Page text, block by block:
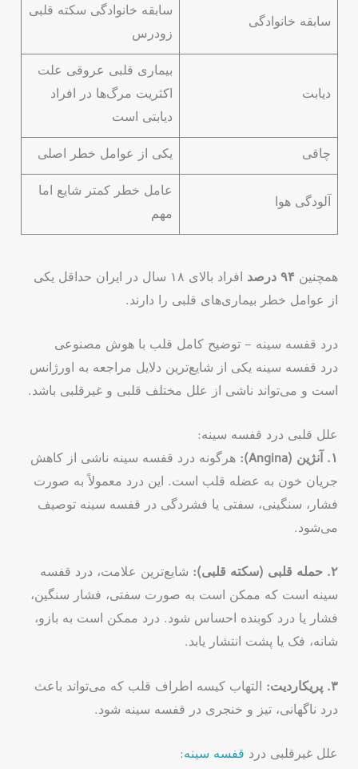
سابقه خانوادگی
سابقه خانوادگی سکته قلبی
زودرس
دیابت
بیماری قلبی عروقی علت
اکثریت مرگ‌ها در افراد
دیابتی است
چاقی
یکی از عوامل خطر اصلی
آلودگی هوا
عامل خطر کمتر شایع اما
مهم
همچنین۹۴ درصد
افراد بالای ۱۸ سال در ایران حداقل یکی
از عوامل خطر بیماری‌های قلبی را دارند.
درد قفسه سینه – توضیح کامل قلب با هوش مصنوعی
درد قفسه سینه یکی از شایع‌ترین دلایل مراجعه به اورژانس
است و می‌تواند ناشی از علل مختلف قلبی و غیرقلبی باشد.
علل قلبی درد قفسه سینه:
۱. آنژین (Angina):
هرگونه درد قفسه سینه ناشی از کاهش
جریان خون به عضله قلب است. این درد معمولاً به صورت
فشار، سنگینی، سفتی یا فشردگی در قفسه سینه توصیف
می‌شود.
۲. حمله قلبی (سکته قلبی):
شایع‌ترین علامت، درد قفسه
سینه است که ممکن است به صورت سفتی، فشار سنگین،
فشار یا درد کوبنده احساس شود. درد ممکن است به بازو،
شانه، فک یا پشت انتشار یابد.
۳. پریکاردیت:
التهاب کیسه اطراف قلب که می‌تواند باعث
درد ناگهانی، تیز و خنجری در قفسه سینه شود.
علل غیرقلبی درد قفسه سینه: